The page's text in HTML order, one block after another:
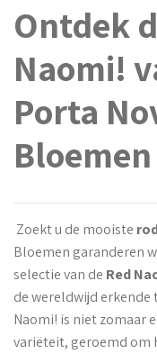
Ontdek
Naomi!
Porta
Zoekt u de mooiste
Bloemen garanderen
selectie van de Red
de wereldwijd erkende
Naomi! is niet zomaar
variëteit, geroemd om